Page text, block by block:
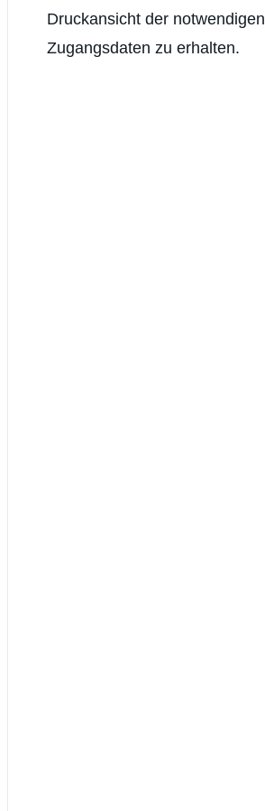
Druckansicht der notwendigen
Zugangsdaten zu erhalten.